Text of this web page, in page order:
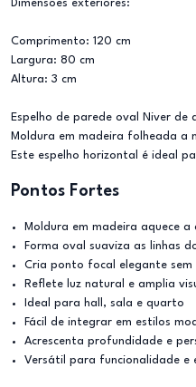
Dimensões exteriores:
Comprimento: 120 cm
Largura: 80 cm
Altura: 3 cm
Espelho de parede oval Niver de
Moldura em madeira folheada a
Este espelho horizontal é ideal
Pontos Fortes
Moldura em madeira aquece a
Forma oval suaviza as linhas
Cria ponto focal elegante sem
Reflete luz natural e amplia
Ideal para hall, sala e quarto
Fácil de integrar em estilos
Acrescenta profundidade e
Versátil para funcionalidade e